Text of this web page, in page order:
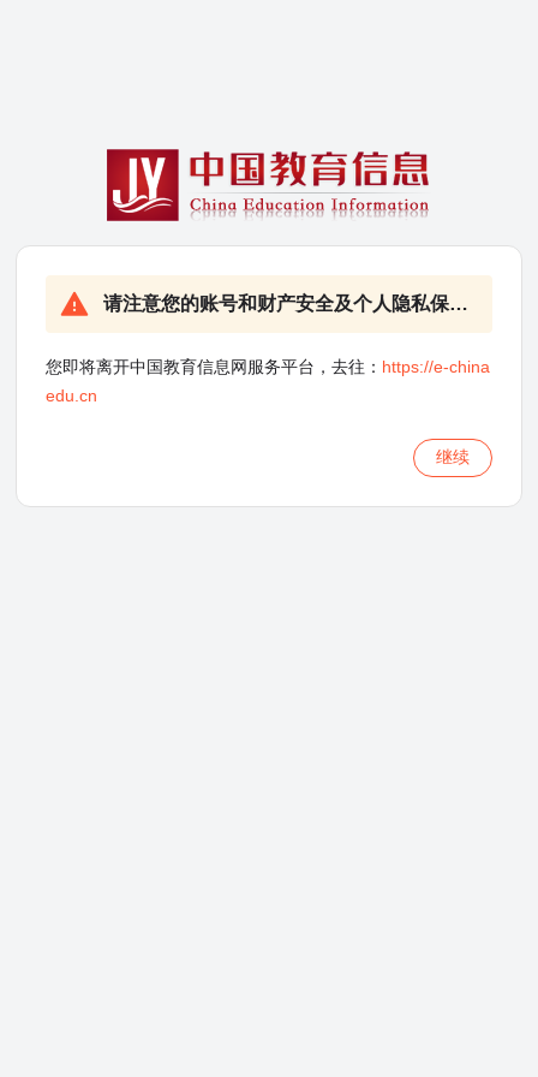
请注意您的账号和财产安全及个人隐私保护！
您即将离开中国教育信息网服务平台，去往： https://e-china
edu.cn
继续